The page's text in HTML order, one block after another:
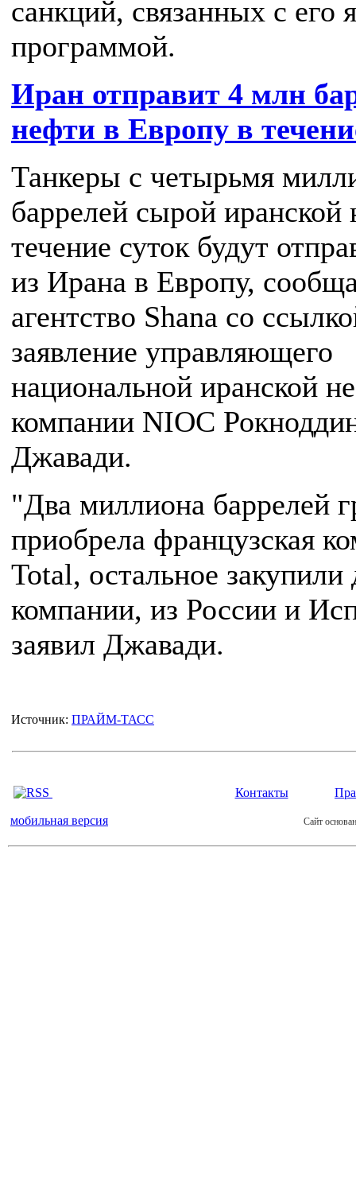
санкций, связанных с его
программой.
Иран отправит 4 млн
нефти в Европу в
Танкеры с четырьмя
баррелей сырой иранской
течение суток будут
из Ирана в Европу,
агентство Shana со
заявление управляющего
национальной иранской
компании NIOC
Джавади.
"Два миллиона баррелей
приобрела французская
Total, остальное закупили
компании, из России и
заявил Джавади.
Источник: ПРАЙМ-ТАСС
Контакты
мобильная версия Сайт